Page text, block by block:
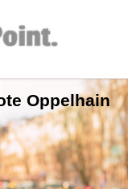
Oppelhain